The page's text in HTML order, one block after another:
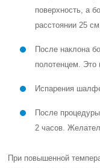
поверхность, а
расстоянии 25
После наклона
полотенцем. Это
Испарения
После
2 часов.
При повышенной